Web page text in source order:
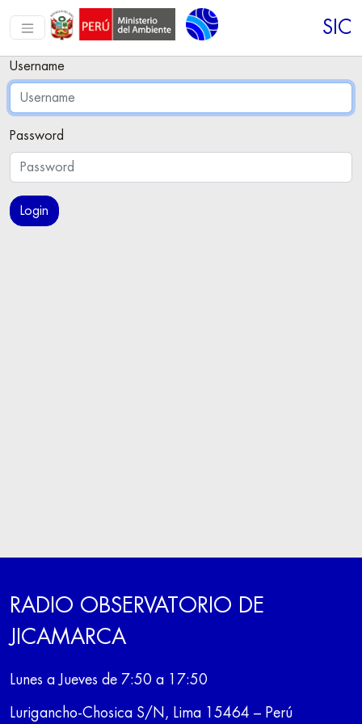
SIC
Username
Password
Login
RADIO OBSERVATORIO DE
JICAMARCA
Lunes a Jueves de 7:50 a 17:50
Lurigancho-Chosica S/N, Lima 15464 – Perú